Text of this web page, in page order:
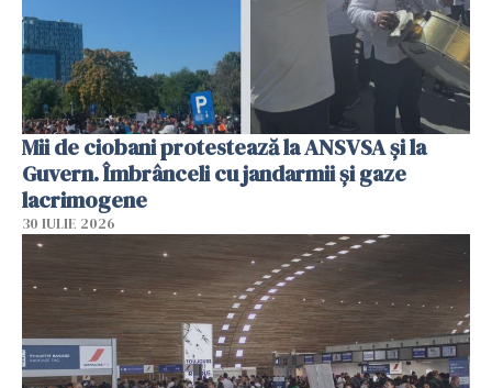
Mii de ciobani protestează la ANSVSA și la
Guvern. Îmbrânceli cu jandarmii și gaze
lacrimogene
30 IULIE 2026